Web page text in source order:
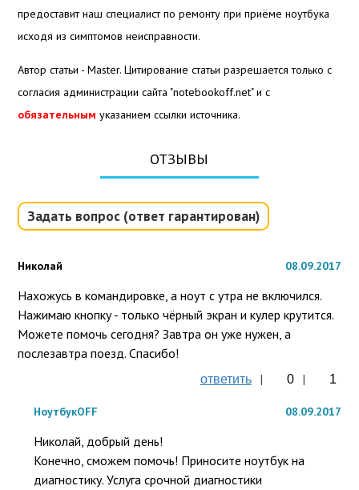
предоставит наш специалист по ремонту при приёме ноутбука
исходя из симптомов неисправности.
Автор статьи - Master. Цитирование статьи разрешается только с
согласия администрации сайта "notebookoff.net" и с
обязательным указанием ссылки источника.
ОТЗЫВЫ
Задать вопрос (ответ гарантирован)
Николай 08.09.2017
Нахожусь в командировке, а ноут с утра не включился.
Нажимаю кнопку - только чёрный экран и кулер крутится.
Можете помочь сегодня? Завтра он уже нужен, а
послезавтра поезд. Спасибо!
ответить | 0 | 1
НоутбукOFF 08.09.2017
Николай, добрый день!
Конечно, сможем помочь! Приносите ноутбук на
диагностику. Услуга срочной диагностики